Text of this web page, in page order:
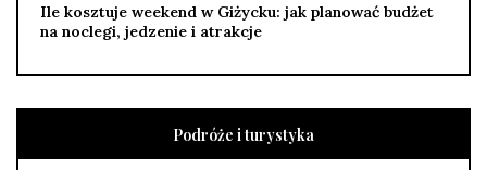
Ile kosztuje weekend w Giżycku: jak planować budżet
na noclegi, jedzenie i atrakcje
Podróże i turystyka